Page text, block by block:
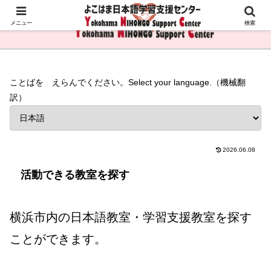
ことばを えらんでください。Select your language.（機械翻
訳）
2026.06.08
活動できる教室を探す
横浜市内の日本語教室・学習支援教室を探す
ことができます。
メニュー 検索